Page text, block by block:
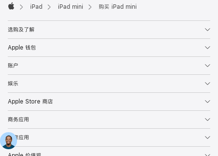
iPad iPad mini 购买 iPad mini
选购及了解
Apple 钱包
账户
娱乐
Apple Store 商店
商务应用
教育应用